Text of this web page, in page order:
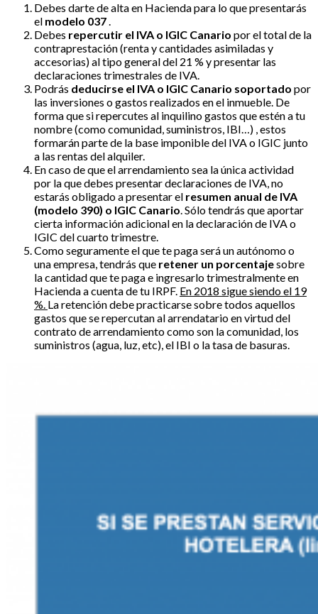
Debes darte de alta en Hacienda para lo que presentarás
el modelo 037.
Debes repercutir el IVA o IGIC Canario por el total de la
contraprestación (renta y cantidades asimiladas y
accesorias) al tipo general del 21 % y presentar las
declaraciones trimestrales de IVA.
Podrás deducirse el IVA o IGIC Canario soportado por
las inversiones o gastos realizados en el inmueble. De
forma que si repercutes al inquilino gastos que estén a tu
nombre (como comunidad, suministros, IBI…) , estos
formarán parte de la base imponible del IVA o IGIC junto
a las rentas del alquiler.
En caso de que el arrendamiento sea la única actividad
por la que debes presentar declaraciones de IVA, no
estarás obligado a presentar el resumen anual de IVA
(modelo 390) o IGIC Canario. Sólo tendrás que aportar
cierta información adicional en la declaración de IVA o
IGIC del cuarto trimestre.
Como seguramente el que te paga será un autónomo o
una empresa, tendrás que retener un porcentajesobre
la cantidad que te paga e ingresarlo trimestralmente en
Hacienda a cuenta de tu IRPF. En 2018 sigue siendo el 19
%. La retención debe practicarse sobre todos aquellos
gastos que se repercutan al arrendatario en virtud del
contrato de arrendamiento como son la comunidad, los
suministros (agua, luz, etc), el IBI o la tasa de basuras.